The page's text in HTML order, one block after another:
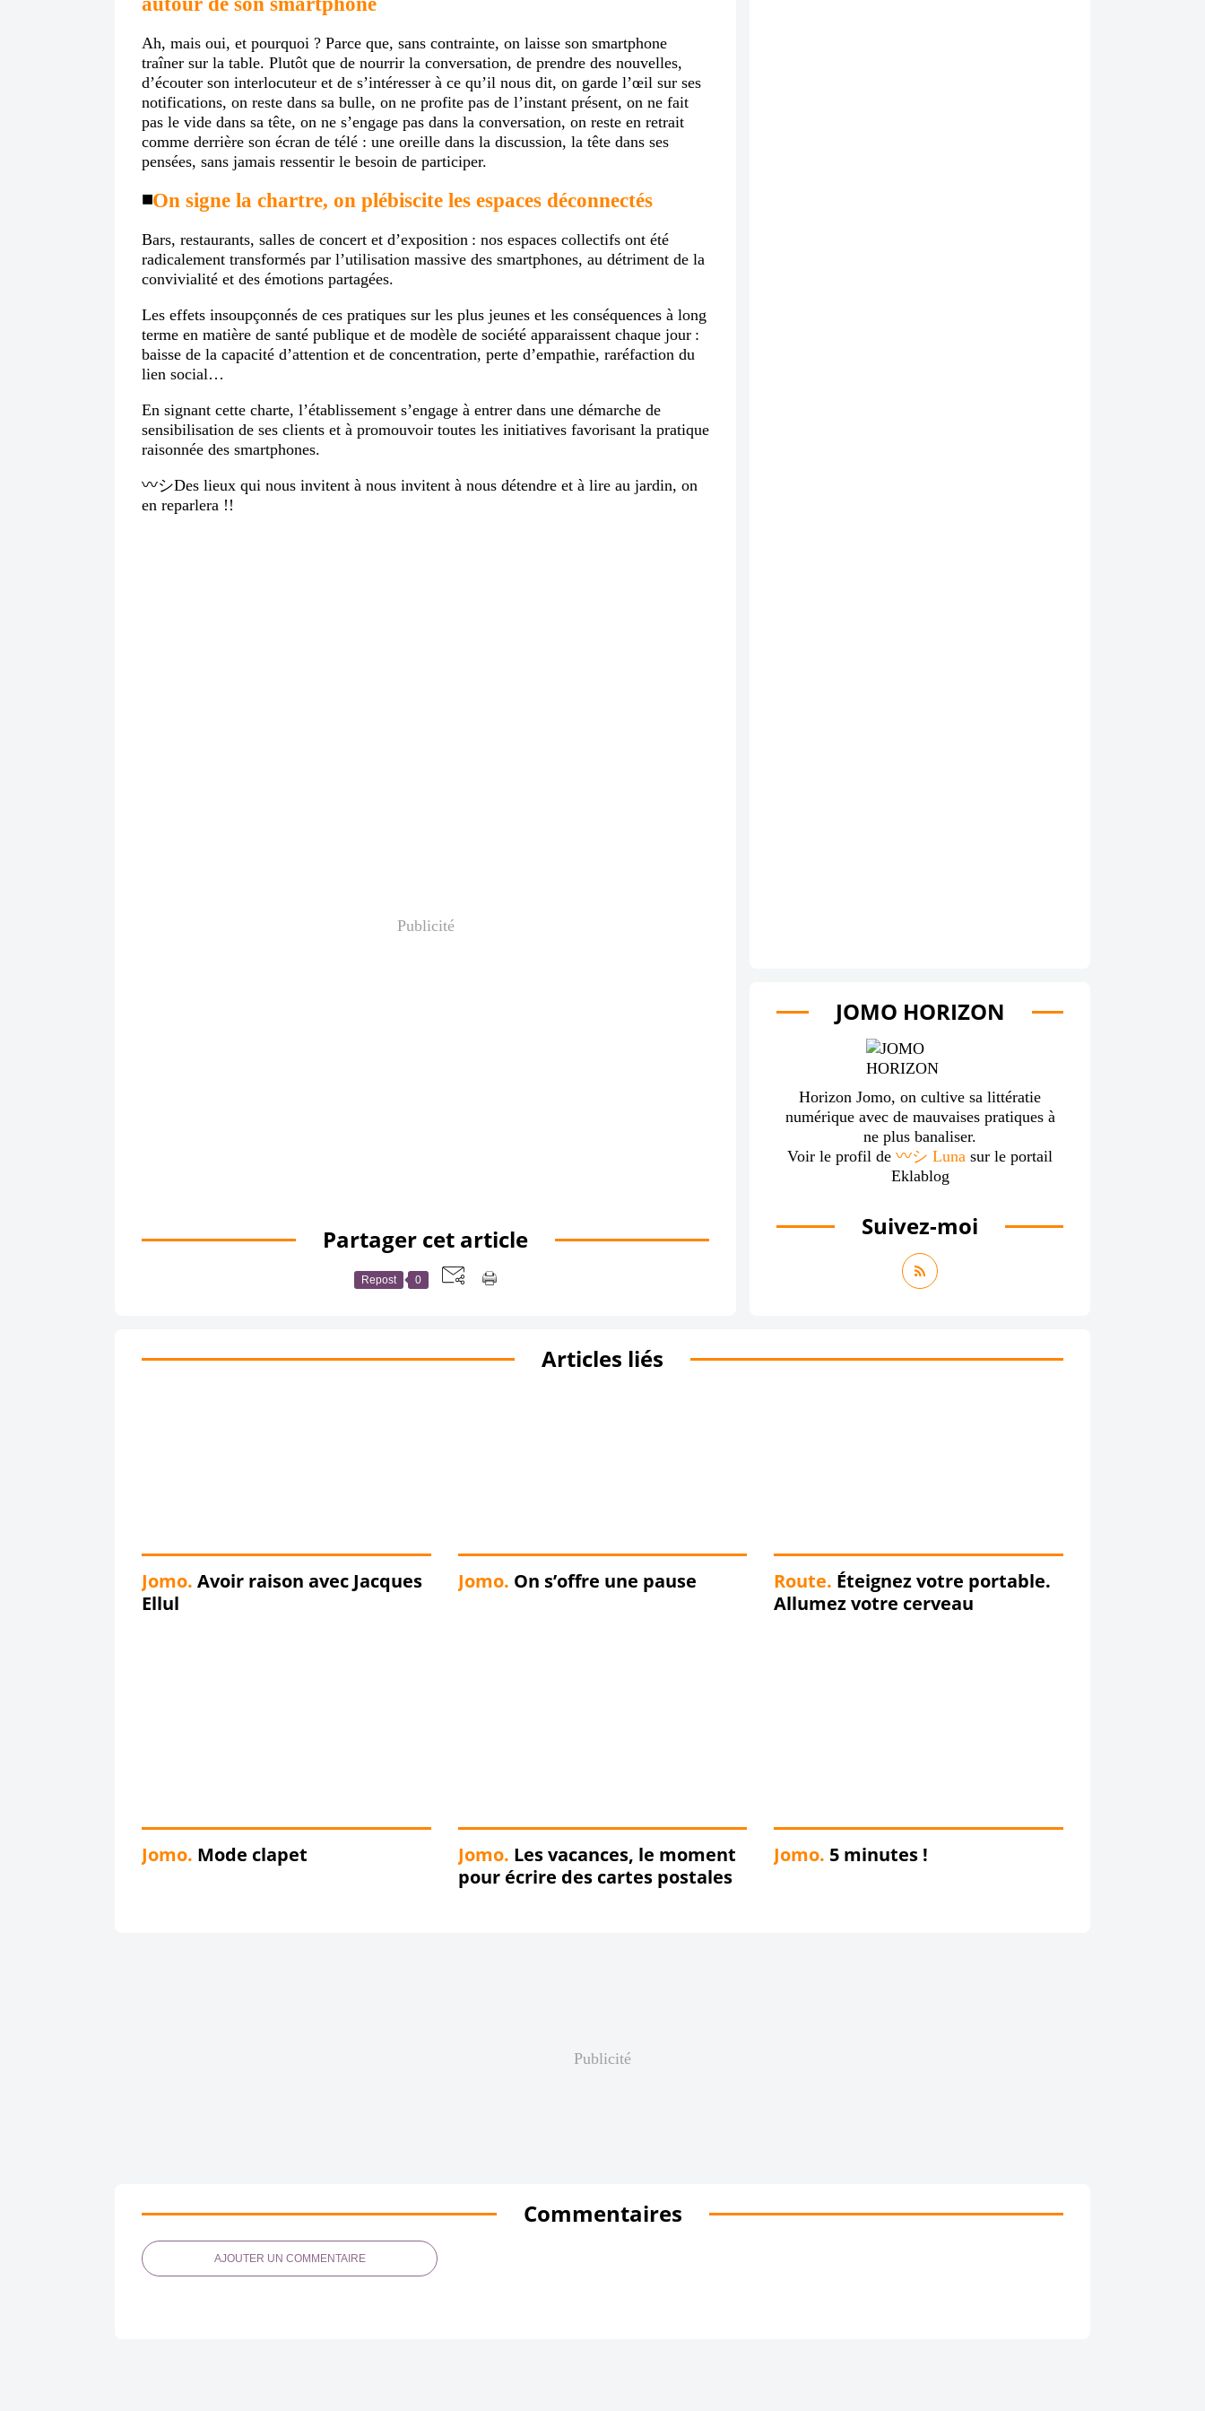
Ah, mais oui, et pourquoi ? Parce que, sans contrainte, on laisse son smartphone
traîner sur la table. Plutôt que de nourrir la conversation, de prendre des nouvelles,
d’écouter son interlocuteur et de s’intéresser à ce qu’il nous dit, on garde l’œil sur ses
notifications, on reste dans sa bulle, on ne profite pas de l’instant présent, on ne fait
pas le vide dans sa tête, on ne s’engage pas dans la conversation, on reste en retrait
comme derrière son écran de télé : une oreille dans la discussion, la tête dans ses
pensées, sans jamais ressentir le besoin de participer.
◾️On signe la chartre, on plébiscite les espaces déconnectés
Bars, restaurants, salles de concert et d’exposition : nos espaces collectifs ont été
radicalement transformés par l’utilisation massive des smartphones, au détriment de la
convivialité et des émotions partagées.
Les effets insoupçonnés de ces pratiques sur les plus jeunes et les conséquences à long
terme en matière de santé publique et de modèle de société apparaissent chaque jour :
baisse de la capacité d’attention et de concentration, perte d’empathie, raréfaction du
lien social…
En signant cette charte, l’établissement s’engage à entrer dans une démarche de
sensibilisation de ses clients et à promouvoir toutes les initiatives favorisant la pratique
raisonnée des smartphones.
〰️シDes lieux qui nous invitent à nous invitent à nous détendre et à lire au jardin, on
en reparlera !!
Publicité
Partager cet article
Repost 0
JOMO HORIZON
Horizon Jomo, on cultive sa littératie
numérique avec de mauvaises pratiques à
ne plus banaliser.
Voir le profil de 〰️シ Luna sur le portail
Eklablog
Suivez-moi
Articles liés
Jomo. Avoir raison avec Jacques
Ellul
Jomo. On s’offre une pause Route. Éteignez votre portable.
Allumez votre cerveau
Jomo. Mode clapet Jomo. Les vacances, le moment
pour écrire des cartes postales
Jomo. 5 minutes !
Publicité
Commentaires
AJOUTER UN COMMENTAIRE